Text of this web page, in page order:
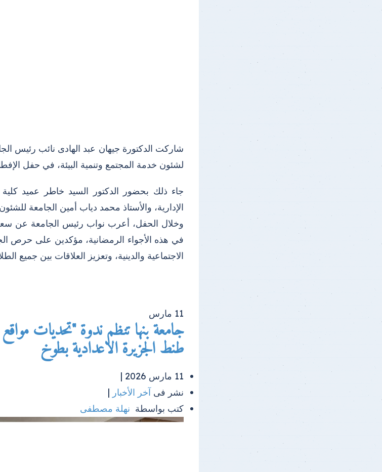
شاركت الدكتورة جيهان عبد الهادى نائب رئيس
لشئون خدمة المجتمع وتنمية البيئة، في حفل
جاء ذلك بحضور الدكتور السيد خاطر عميد
الإدارية، والأستاذ محمد دياب أمين الجامعة
وخلال الحفل، أعرب نواب رئيس الجامعة عن
في هذه الأجواء الرمضانية، مؤكدين على حرص
الاجتماعية والدينية، وتعزيز العلاقات بين جميع
11 مارس
جامعة بنها تنظم ندوة "تحديات
طنط الجزيرة الاعدادية بطوخ
11 مارس 2026 |
نشر فى آخر الأخبار |
كتب بواسطة نهلة مصطفى